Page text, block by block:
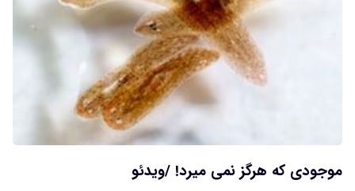
موجودی که هرگز نمی میرد! /ویدئو